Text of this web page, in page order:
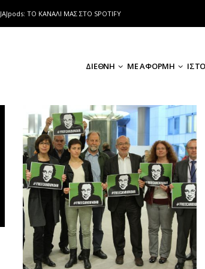
JAJpods: TO ΚΑΝΑΛΙ ΜΑΣ ΣΤΟ SPOTIFY
ΔΙΕΘΝΗ ΜΕ ΑΦΟΡΜΗ